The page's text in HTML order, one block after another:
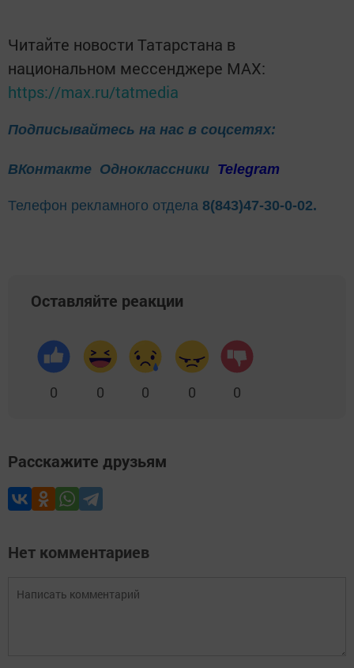
Читайте новости Татарстана в
национальном мессенджере MАХ:
https://max.ru/tatmedia
Подписывайтесь на нас в соцсетях:
ВКонтакте Одноклассники Telegram
Телефон рекламного отдела 8(843)47-30-0-02.
Оставляйте реакции
0 0 0 0 0
Расскажите друзьям
Нет комментариев